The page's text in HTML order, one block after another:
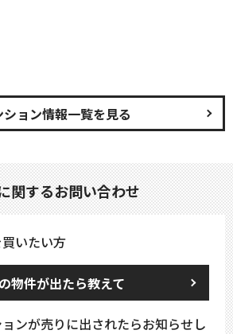
ション情報一覧を見る
関するお問い合わせ
いたい方
物件が出たら教えて
ンが売りに出されたらお知らせし